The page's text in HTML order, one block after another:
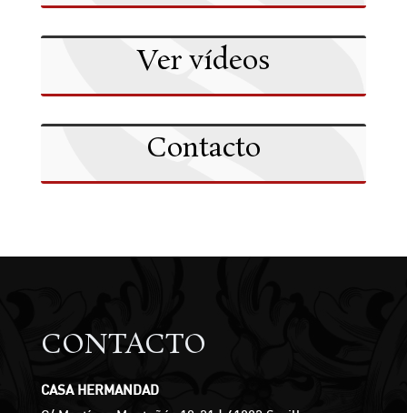
Ver vídeos
Contacto
CONTACTO
CASA HERMANDAD